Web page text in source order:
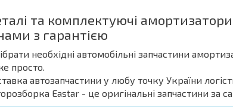
та комплектуючі
з гарантією
необхідні автомобільні запчастини
просто.
автозапчастини у любу точку України
Eastar - це оригінальні запчастини за